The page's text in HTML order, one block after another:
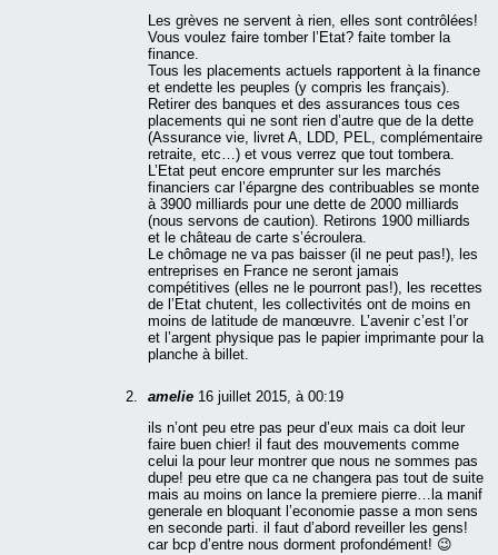
Les grèves ne servent à rien, elles sont contrôlées!
Vous voulez faire tomber l’Etat? faite tomber la
finance.
Tous les placements actuels rapportent à la finance
et endette les peuples (y compris les français).
Retirer des banques et des assurances tous ces
placements qui ne sont rien d’autre que de la dette
(Assurance vie, livret A, LDD, PEL, complémentaire
retraite, etc…) et vous verrez que tout tombera.
L’Etat peut encore emprunter sur les marchés
financiers car l’épargne des contribuables se monte
à 3900 milliards pour une dette de 2000 milliards
(nous servons de caution). Retirons 1900 milliards
et le château de carte s’écroulera.
Le chômage ne va pas baisser (il ne peut pas!), les
entreprises en France ne seront jamais
compétitives (elles ne le pourront pas!), les recettes
de l’Etat chutent, les collectivités ont de moins en
moins de latitude de manœuvre. L’avenir c’est l’or
et l’argent physique pas le papier imprimante pour la
planche à billet.
amelie 16 juillet 2015, à 00:19
ils n’ont peu etre pas peur d’eux mais ca doit leur
faire buen chier! il faut des mouvements comme
celui la pour leur montrer que nous ne sommes pas
dupe! peu etre que ca ne changera pas tout de suite
mais au moins on lance la premiere pierre…la manif
generale en bloquant l’economie passe a mon sens
en seconde parti. il faut d’abord reveiller les gens!
car bcp d’entre nous dorment profondément! 😉